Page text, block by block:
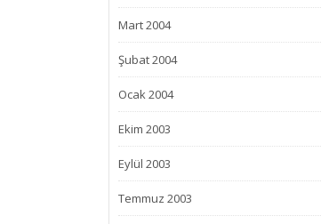
Mart 2004
Şubat 2004
Ocak 2004
Ekim 2003
Eylül 2003
Temmuz 2003